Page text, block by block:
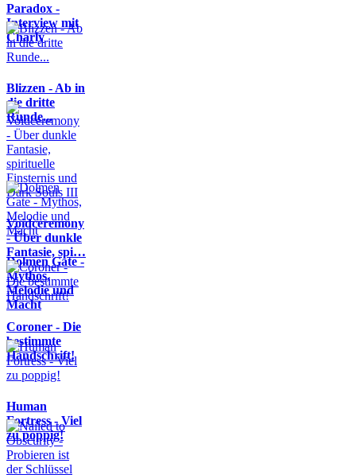
Paradox -
Interview mit
Charly
Blizzen - Ab in
die dritte
Runde...
Voidceremony
- Über dunkle
Fantasie, spi…
Dolmen Gate -
Mythos,
Melodie und
Macht
Coroner - Die
bestimmte
Handschrift!
Human
Fortress - Viel
zu poppig!